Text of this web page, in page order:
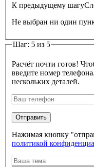
К предыдущему шагу
Не выбран ни один
Шаг: 5 из 5
Расчёт почти готов!
введите номер
нескольких деталей.
Нажимая кнопку
политикой